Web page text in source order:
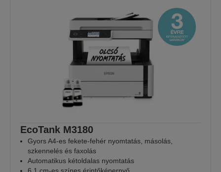
EcoTank M3180
Gyors A4-es fekete-fehér nyomtatás, másolás,
szkennelés és faxolás
Automatikus kétoldalas nyomtatás